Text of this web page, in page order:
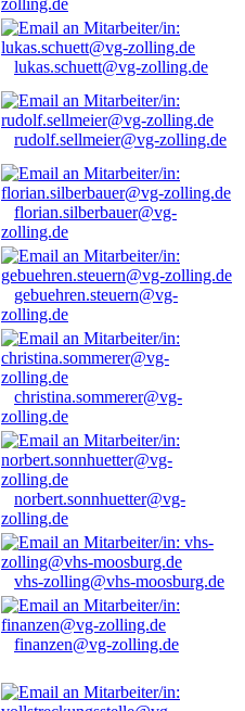
zolling.de
lukas.schuett@vg-zolling.de
rudolf.sellmeier@vg-zolling.de
florian.silberbauer@vg-
zolling.de
gebuehren.steuern@vg-
zolling.de
christina.sommerer@vg-
zolling.de
norbert.sonnhuetter@vg-
zolling.de
vhs-zolling@vhs-moosburg.de
finanzen@vg-zolling.de